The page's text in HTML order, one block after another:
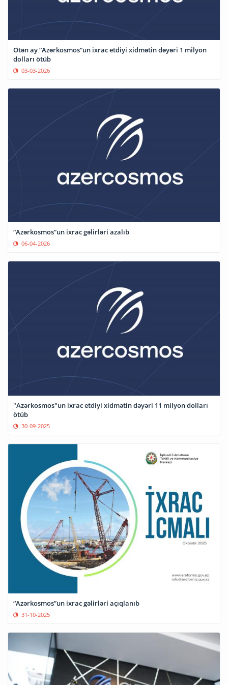
Ötən ay “Azərkosmos”un ixrac etdiyi xidmətin dəyəri 1 milyon
dolları ötüb
03-03-2026
“Azərkosmos”un ixrac gəlirləri azalıb
06-04-2026
"Azərkosmos"un ixrac etdiyi xidmətin dəyəri 11 milyon dolları
ötüb
30-09-2025
“Azərkosmos”un ixrac gəlirləri açıqlanıb
31-10-2025